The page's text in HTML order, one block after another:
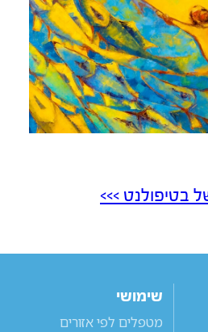
בטיפולנט >>>
שימושי
מטפלים לפי אזורים